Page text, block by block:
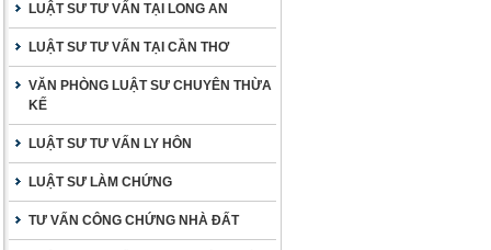
LUẬT SƯ TƯ VẤN TẠI LONG AN
LUẬT SƯ TƯ VẤN TẠI CẦN THƠ
VĂN PHÒNG LUẬT SƯ CHUYÊN THỪA
KẾ
LUẬT SƯ TƯ VẤN LY HÔN
LUẬT SƯ LÀM CHỨNG
TƯ VẤN CÔNG CHỨNG NHÀ ĐẤT